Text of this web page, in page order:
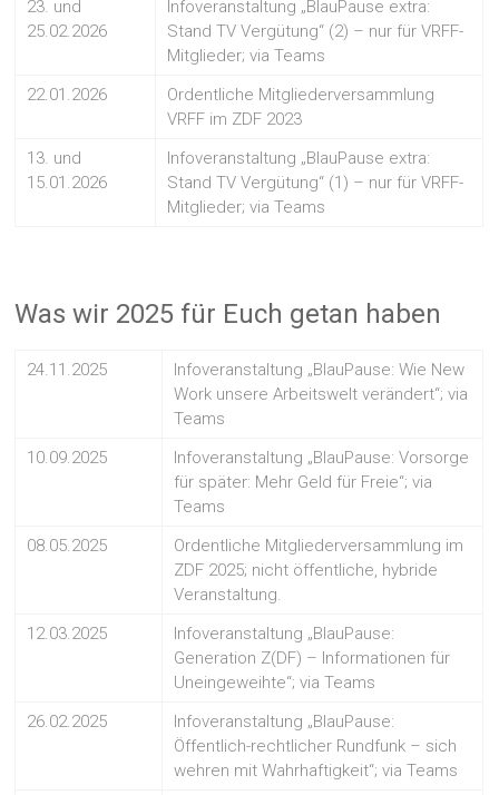
23. und
25.02.2026
Infoveranstaltung „BlauPause extra:
Stand TV Vergütung“ (2) – nur für VRFF-
Mitglieder; via Teams
22.01.2026
Ordentliche Mitgliederversammlung
VRFF im ZDF 2023
13. und
15.01.2026
Infoveranstaltung „BlauPause extra:
Stand TV Vergütung“ (1) – nur für VRFF-
Mitglieder; via Teams
Was wir 2025 für Euch getan haben
24.11.2025
Infoveranstaltung „BlauPause: Wie New
Work unsere Arbeitswelt verändert“; via
Teams
10.09.2025
Infoveranstaltung „BlauPause: Vorsorge
für später: Mehr Geld für Freie“; via
Teams
08.05.2025
Ordentliche Mitgliederversammlung im
ZDF 2025; nicht öffentliche, hybride
Veranstaltung.
12.03.2025
Infoveranstaltung „BlauPause:
Generation Z(DF) – Informationen für
Uneingeweihte“; via Teams
26.02.2025
Infoveranstaltung „BlauPause:
Öffentlich-rechtlicher Rundfunk – sich
wehren mit Wahrhaftigkeit“; via Teams